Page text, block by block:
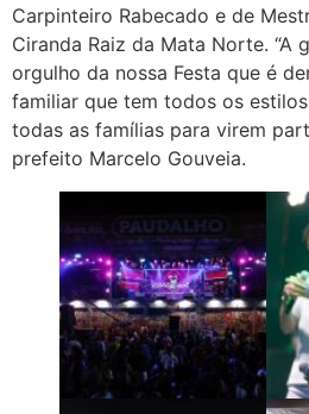
Carpinteiro Rabecado e de
Ciranda Raiz da Mata Norte. “A
orgulho da nossa Festa que é
familiar que tem todos os
todas as famílias para virem
prefeito Marcelo Gouveia.